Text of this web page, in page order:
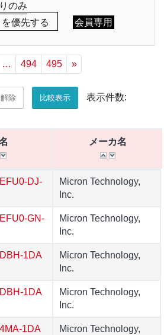
のみ
優先する
会員専用
… 494 495 »
除 比較表示 表示件数:
メーカ名
メーカ名
DJ-
Micron Technology,
Inc.
GN-
Micron Technology,
Inc.
1DA
Micron Technology,
Inc.
1DA
Micron Technology,
Inc.
1DA
Micron Technology,
メーカ名
DJ-
Micron Technology,
Inc.
GN-
Micron Technology,
Inc.
1DA
Micron Technology,
Inc.
1DA
Micron Technology,
Inc.
1DA
Micron Technology,